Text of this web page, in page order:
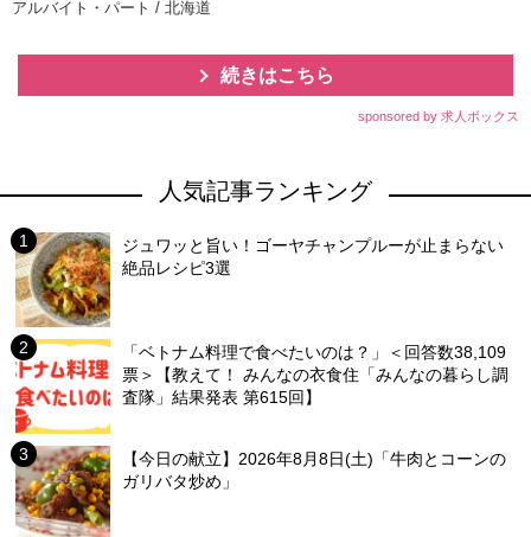
アルバイト・パート / 北海道
続きはこちら
sponsored by 求人ボックス
人気記事ランキング
ジュワッと旨い！ゴーヤチャンプルーが止まらない
絶品レシピ3選
「ベトナム料理で食べたいのは？」＜回答数38,109
票＞【教えて！ みんなの衣食住「みんなの暮らし調
査隊」結果発表 第615回】
【今日の献立】2026年8月8日(土)「牛肉とコーンの
ガリバタ炒め」